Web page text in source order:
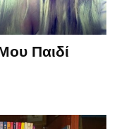
Παιδί